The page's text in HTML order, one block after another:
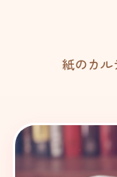
紙のカル